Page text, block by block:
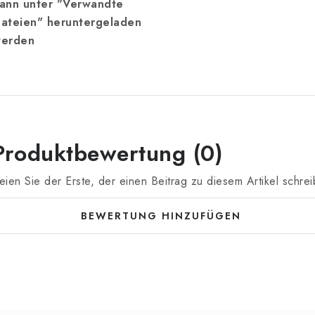
unter "Verwandte
heruntergeladen
(0)
Sie der Erste, der einen Beitrag zu diesem Artikel
BEWERTUNG HINZUFÜGEN